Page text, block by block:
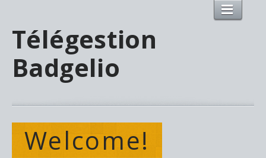
Télégestion
Badgelio
Welcome!